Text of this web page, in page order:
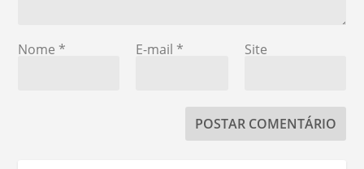
Nome * E-mail * Site